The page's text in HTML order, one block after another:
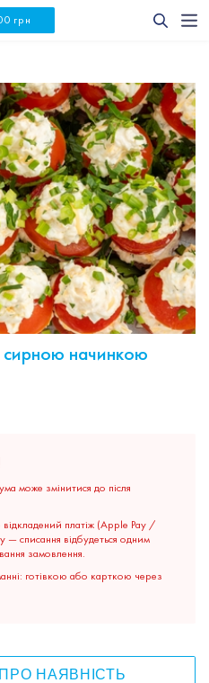
грн
сирною начинкою
може змінитися до після
платіж (Apple Pay /
— списання відбудеться одним
замовлення.
готівкою або карткою через
НАЯВНІСТЬ